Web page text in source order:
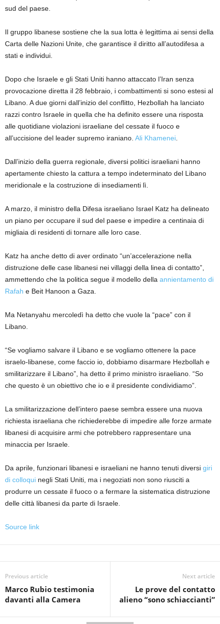
sud del paese.
Il gruppo libanese sostiene che la sua lotta è legittima ai sensi della
Carta delle Nazioni Unite, che garantisce il diritto all’autodifesa a
stati e individui.
Dopo che Israele e gli Stati Uniti hanno attaccato l’Iran senza
provocazione diretta il 28 febbraio, i combattimenti si sono estesi al
Libano. A due giorni dall’inizio del conflitto, Hezbollah ha lanciato
razzi contro Israele in quella che ha definito essere una risposta
alle quotidiane violazioni israeliane del cessate il fuoco e
all’uccisione del leader supremo iraniano. Ali Khamenei
Dall’inizio della guerra regionale, diversi politici israeliani hanno
apertamente chiesto la cattura a tempo indeterminato del Libano
meridionale e la costruzione di insediamenti lì.
A marzo, il ministro della Difesa israeliano Israel Katz ha delineato
un piano per occupare il sud del paese e impedire a centinaia di
migliaia di residenti di tornare alle loro case.
Katz ha anche detto di aver ordinato “un’accelerazione nella
distruzione delle case libanesi nei villaggi della linea di contatto”,
ammettendo che la politica segue il modello della annientamento di
Rafah e Beit Hanoon a Gaza.
Ma Netanyahu mercoledì ha detto che vuole la “pace” con il
Libano.
“Se vogliamo salvare il Libano e se vogliamo ottenere la pace
israelo-libanese, come faccio io, dobbiamo disarmare Hezbollah e
smilitarizzare il Libano”, ha detto il primo ministro israeliano. “So
che questo è un obiettivo che io e il presidente condividiamo”.
La smilitarizzazione dell’intero paese sembra essere una nuova
richiesta israeliana che richiederebbe di impedire alle forze armate
libanesi di acquisire armi che potrebbero rappresentare una
minaccia per Israele.
Da aprile, funzionari libanesi e israeliani ne hanno tenuti diversi giri
di colloqui negli Stati Uniti, ma i negoziati non sono riusciti a
produrre un cessate il fuoco o a fermare la sistematica distruzione
delle città libanesi da parte di Israele.
Source link
Previous article
Marco Rubio testimonia
davanti alla Camera
Next article
Le prove del contatto
alieno “sono schiaccianti”